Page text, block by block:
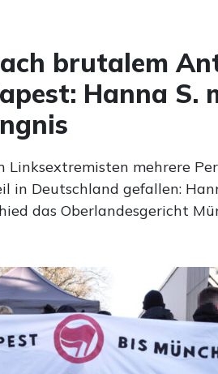
brutalem
Hanna S.
Linksextremisten mehrere
in Deutschland gefallen:
das Oberlandesgericht